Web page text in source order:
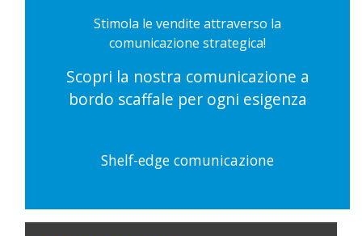
Stimola le vendite attraverso la
comunicazione strategica!
Scopri la nostra comunicazione a
bordo scaffale per ogni esigenza
Shelf-edge comunicazione